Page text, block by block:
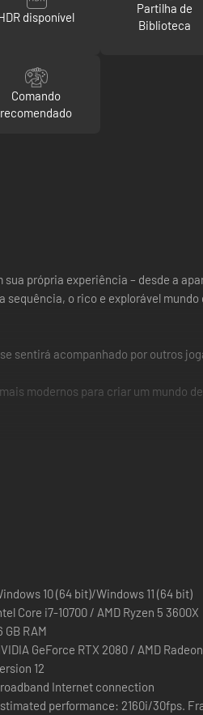
disponível
Partilha de
Biblioteca
Comando
recomendado
própria experiência – desde a
o rico e explorável mundo
sentirá acompanhado por outros
modernos para criar um mundo
10 (64 bit)/Windows 11 (64 bit)
Intel Core i7-10700 / AMD Ryzen 5 3600X
GB RAM
GeForce RTX 2080 / AMD
12
Internet connection
performance: 2160i/30fps.